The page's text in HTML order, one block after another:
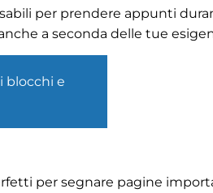
per prendere appunti
a seconda delle tue
blocchi e
per segnare pagine